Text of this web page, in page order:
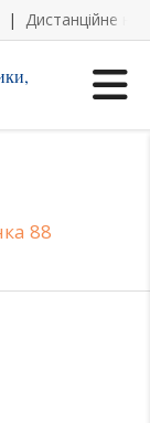
Дистанційне
88